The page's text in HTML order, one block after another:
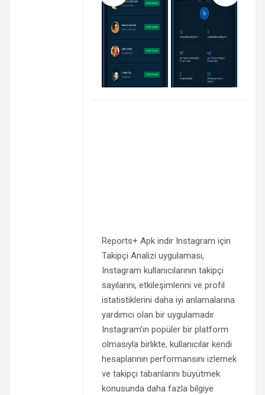
Reports+ Apk indir Instagram için
Takipçi Analizi uygulaması,
Instagram kullanıcılarının takipçi
sayılarını, etkileşimlerini ve profil
istatistiklerini daha iyi anlamalarına
yardımcı olan bir uygulamadır.
Instagram’ın popüler bir platform
olmasıyla birlikte, kullanıcılar kendi
hesaplarının performansını izlemek
ve takipçi tabanlarını büyütmek
konusunda daha fazla bilgiye